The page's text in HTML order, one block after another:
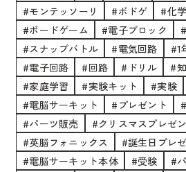
#モンテッソーリ
#ボドゲ #化学
#ボードゲーム
#電子ブロック
#スナップバトル
#電気回路 #1
#電子回路
#回路 #ドリル #
#家庭学習
#実験キット #実験
#電脳サーキット
#プレゼント
#パーツ販売
#クリスマスプレゼ
#英脳フォニックス
#誕生日プレ
#電脳サーキット本体
#受験 #